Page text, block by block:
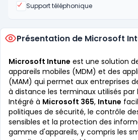
Support téléphonique
Oui
Présentation de Microsoft
Microsoft Intune est une solution
appareils mobiles (MDM) et des
(MAM) qui permet aux entreprises
à distance les terminaux utilisés par
Intégré à Microsoft 365, Intune
politiques de sécurité, le contrôle
sensibles et la protection des
gamme d'appareils, y compris les